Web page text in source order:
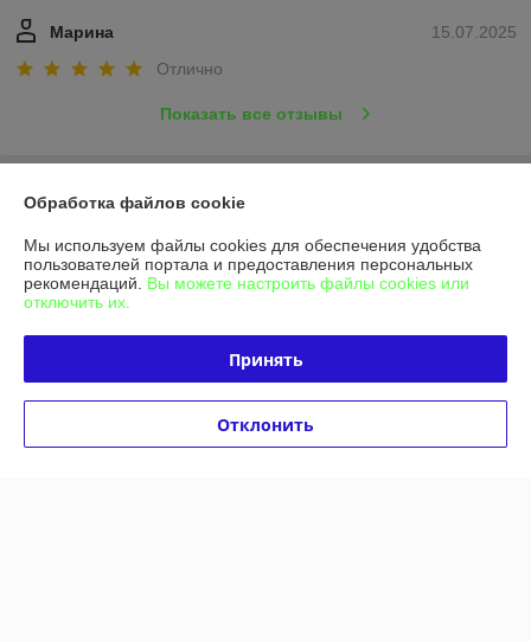
15.07.2025
Марина
Отлично
Показать все отзывы
О нас
Контакты
Доставка и оплата
Обработка файлов cookie
Мы используем файлы cookies для обеспечения удобства
пользователей портала и предоставления персональных
рекомендаций. Вы можете настроить файлы cookies или
отключить их.
Принять
Отклонить